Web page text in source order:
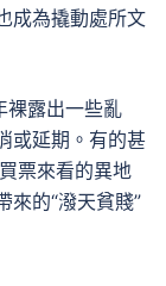
成為撬動處所文
裸露出一些亂
或延期。有的甚
票來看的異地
來的“潑天貧賤”